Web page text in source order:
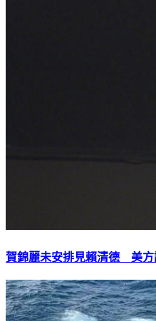
賀錦麗未安排見賴清德 美方